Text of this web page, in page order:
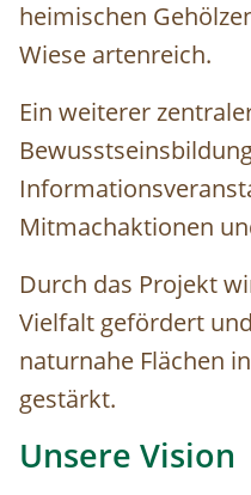
heimischen
Wiese artenreich.
Ein weiterer
Mitmachaktionen
Durch das Projekt
Vielfalt gefördert
naturnahe Flächen
gestärkt.
Unsere Vision